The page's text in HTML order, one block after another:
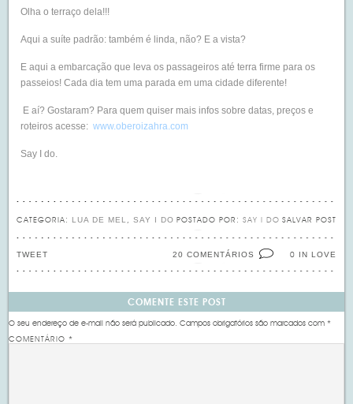
Olha o terraço dela!!!
Aqui a suíte padrão: também é linda, não? E a vista?
E aqui a embarcação que leva os passageiros até terra firme para os
passeios! Cada dia tem uma parada em uma cidade diferente!
E aí? Gostaram? Para quem quiser mais infos sobre datas, preços e
roteiros acesse:www.oberoizahra.com
Say I do.
CATEGORIA: LUA DE MEL ,SAY I DO SALVAR POST
POSTADO POR: SAY I DO
0 IN LOVE
20 COMENTÁRIOS
TWEET
COMENTE ESTE POST
O seu endereço de e-mail não será publicado. Campos obrigatórios são marcados com*
COMENTÁRIO*